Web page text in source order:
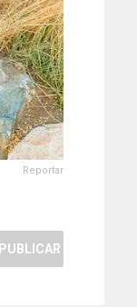
Reportar
PUBLICAR